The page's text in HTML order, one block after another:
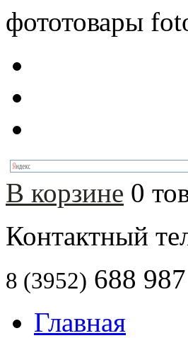
фототовары
В корзине 0
Контактный
8 (3952) 688 987
Главная